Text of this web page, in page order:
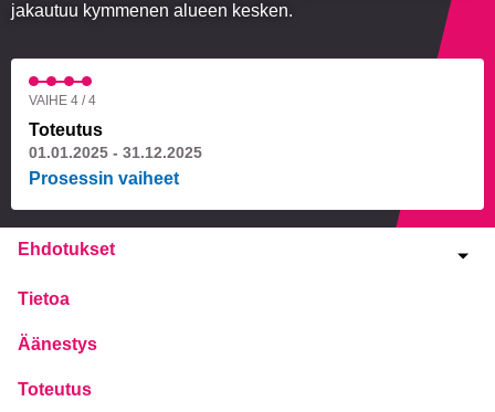
jakautuu kymmenen alueen kesken.
VAIHE 4 / 4
Toteutus
01.01.2025 - 31.12.2025
Prosessin vaiheet
Ehdotukset
Tietoa
Äänestys
Toteutus